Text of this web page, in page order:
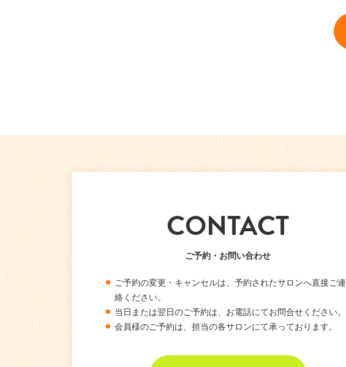
CONTACT
ご予約・お問い合わせ
ご予約の変更・キャンセルは、予約されたサロンへ直接ご連
絡ください。
当日または翌日のご予約は、お電話にてお問合せください。
会員様のご予約は、担当の各サロンにて承っております。